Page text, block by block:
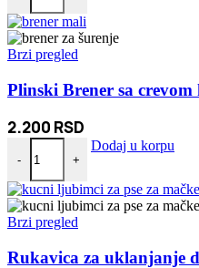
Brzi pregled
Plinski Brener sa crevom
2.200 RSD
-
Plinski Brener sa crevom
+
Dodaj u korpu
Brzi pregled
Rukavica za uklanjanje